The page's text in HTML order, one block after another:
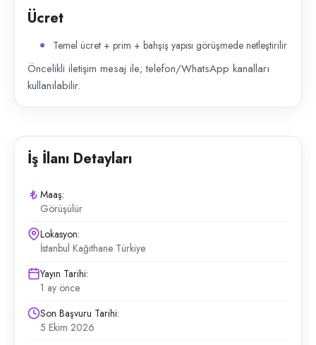
Ücret
Temel ücret + prim + bahşiş yapısı görüşmede netleştirilir
Öncelikli iletişim mesaj ile; telefon/WhatsApp kanalları
kullanılabilir.
İş İlanı Detayları
Maaş:
Görüşülür
Lokasyon:
İstanbul Kağıthane Türkiye
Yayın Tarihi:
1 ay önce
Son Başvuru Tarihi:
5 Ekim 2026